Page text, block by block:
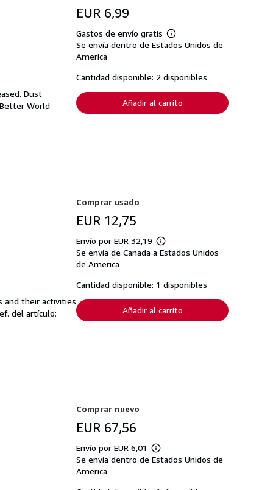
Dust
World
EUR 6,99
Gastos de envío gratis
Más
información
tarifas
de
envío
Se envía dentro de Estados Unidos de
America
Cantidad disponible: 2 disponibles
Añadir al carrito
and their activities
del artículo:
Comprar usado
EUR 12,75
Envío por EUR 32,19
Más
información
tarifas
de
envío
Se envía de Canada a Estados Unidos
de America
Cantidad disponible: 1 disponibles
Añadir al carrito
Comprar nuevo
EUR 67,56
Envío por EUR 6,01
Más
información
Se envía dentro de Estados Unidos de
America